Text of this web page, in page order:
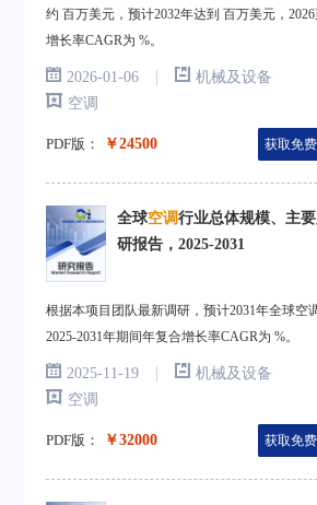
约 百万美元，预计2032年达到 百万美元，
增长率CAGR为 %。
2026-01-06 |
机械及设备
空调
PDF版： ￥24500 获取免
全球空调行业总体规模、主
研报告，2025-2031
根据本项目团队最新调研，预计2031年全球空
2025-2031年期间年复合增长率CAGR为 %。
2025-11-19 |
机械及设备
空调
PDF版： ￥32000 获取免